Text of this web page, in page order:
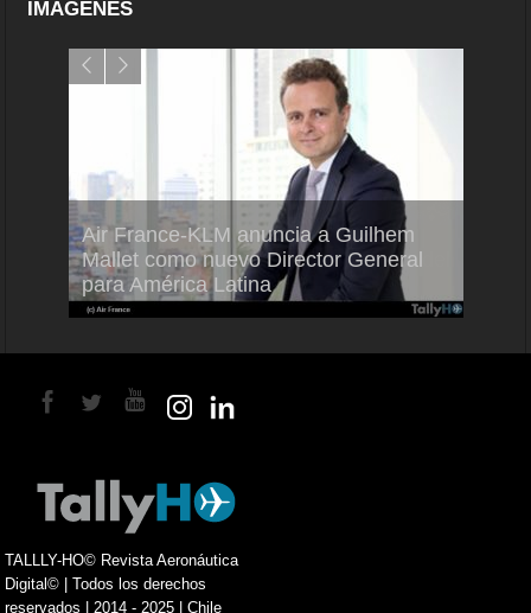
IMÁGENES
Air France-KLM anuncia a Guilhem
Mallet como nuevo Director General
para América Latina
TALLLY-HO© Revista Aeronáutica
Digital© | Todos los derechos
reservados | 2014 - 2025 | Chile